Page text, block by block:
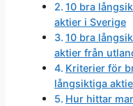
10 bra
aktier i Sverige
10 bra
aktier från
Kriterier för
långsiktiga
Hur hittar